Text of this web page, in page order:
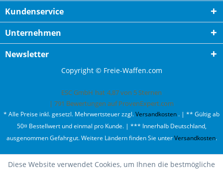
Kundenservice
Unternehmen
Newsletter
Copyright © Freie-Waffen.com
ESC GmbH hat 4,87von 5Sternen
| 791 Bewertungen auf ProvenExpert.com
* Alle Preise inkl. gesetzl. Mehrwertsteuer zzgl.Versandkosten . | ** Gültig ab
50¤ Bestellwert und einmal pro Kunde. | *** Innerhalb Deutschland,
ausgenommen Gefahrgut. Weitere Ländern finden Sie unterVersandkosten.
Diese Website verwendet Cookies, um Ihnen die bestmögliche